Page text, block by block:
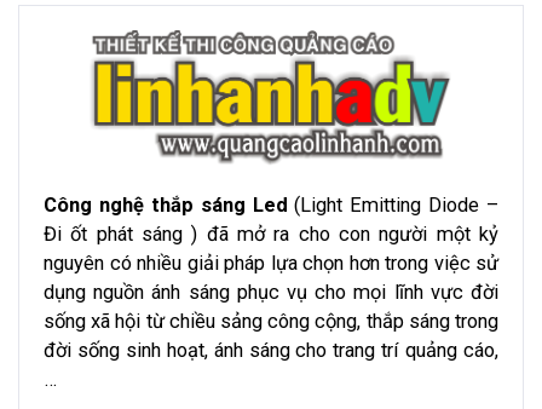
Công nghệ thắp sáng Led(Light Emitting Diode –
Đi ốt phát sáng ) đã mở ra cho con người một kỷ
nguyên có nhiều giải pháp lựa chọn hơn trong việc sử
dụng nguồn ánh sáng phục vụ cho mọi lĩnh vực đời
sống xã hội từ chiều sảng công cộng, thắp sáng trong
đời sống sinh hoạt, ánh sáng cho trang trí quảng cáo,
…